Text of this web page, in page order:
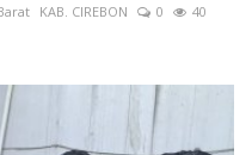
KAB. CIREBON 0
40